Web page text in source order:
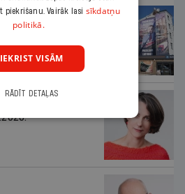
nesodīta par
kampaņu
piekrišanu. Vairāk lasi sīkdatņu
politikā.
VISĀM
RĀDĪT DETAĻAS